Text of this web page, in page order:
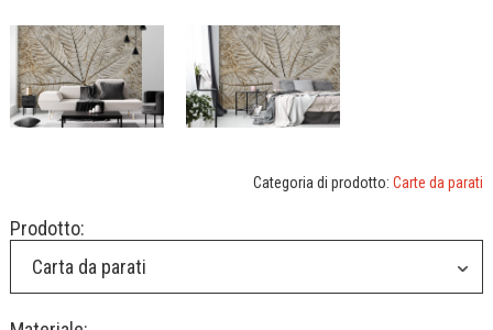
Categoria di prodotto: Carte da parati
Prodotto:
Carta da parati